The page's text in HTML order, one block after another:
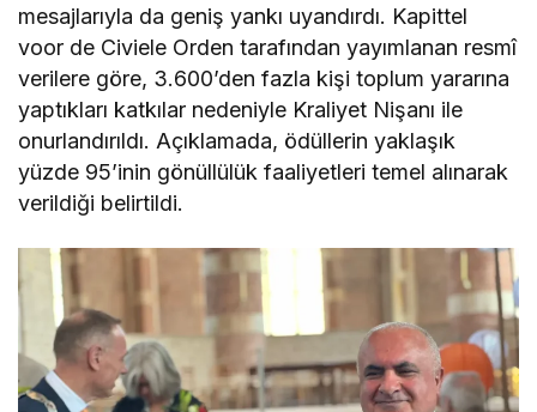
mesajlarıyla da geniş yankı uyandırdı. Kapittel
voor de Civiele Orden tarafından yayımlanan resmî
verilere göre, 3.600’den fazla kişi toplum yararına
yaptıkları katkılar nedeniyle Kraliyet Nişanı ile
onurlandırıldı. Açıklamada, ödüllerin yaklaşık
yüzde 95’inin gönüllülük faaliyetleri temel alınarak
verildiği belirtildi.